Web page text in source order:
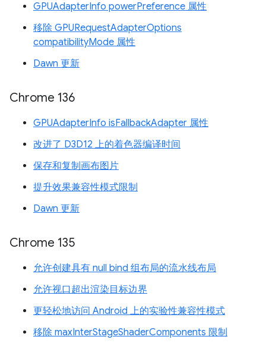
GPUAdapterInfo powerPreference 属性
移除 GPURequestAdapterOptions
compatibilityMode 属性
Dawn 更新
Chrome 136
GPUAdapterInfo isFallbackAdapter 属性
改进了 D3D12 上的着色器编译时间
保存和复制画布图片
提升效果兼容性模式限制
Dawn 更新
Chrome 135
允许创建具有 null bind 组布局的流水线布局
允许视口超出渲染目标边界
更轻松地访问 Android 上的实验性兼容性模式
移除 maxInterStageShaderComponents 限制